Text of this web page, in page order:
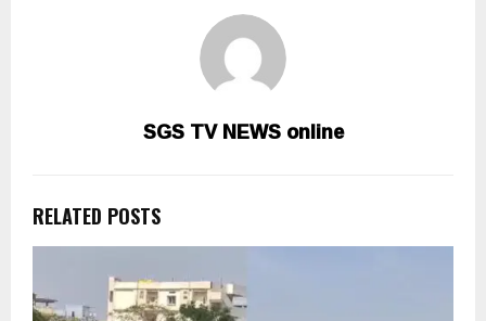
SGS TV NEWS online
RELATED POSTS